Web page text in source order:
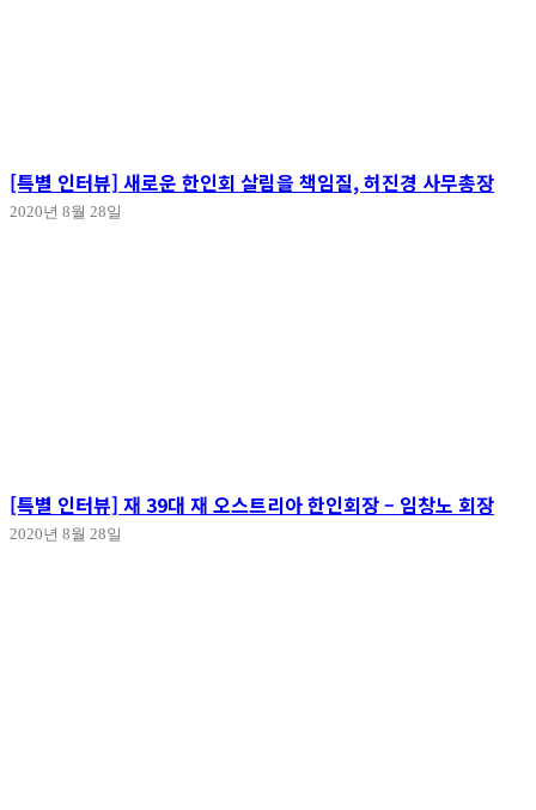
[특별 인터뷰] 새로운 한인회 살림을 책임질, 허진경 사무총장
2020년 8월 28일
[특별 인터뷰] 재 39대 재 오스트리아 한인회장 – 임창노 회장
2020년 8월 28일